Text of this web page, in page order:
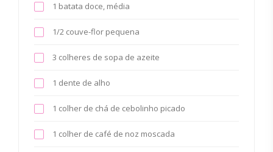
1 batata doce, média
1/2 couve-flor pequena
3 colheres de sopa de azeite
1 dente de alho
1 colher de chá de cebolinho picado
1 colher de café de noz moscada